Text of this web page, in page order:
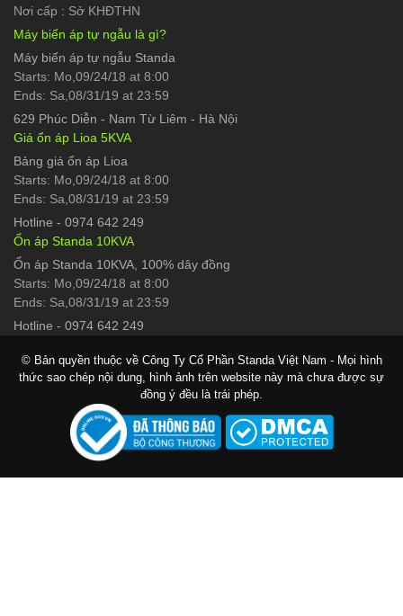
Nơi cấp : Sở KHĐTHN
Máy biến áp tự ngẫu là gì?
Máy biến áp tự ngẫu Standa
Starts: Mo,09/24/18 at 8:00
Ends: Sa,08/31/19 at 23:59
629 Phúc Diễn - Nam Từ Liêm - Hà Nội
Giá ổn áp Lioa 5KVA
Bảng giá ổn áp Lioa
Starts: Mo,09/24/18 at 8:00
Ends: Sa,08/31/19 at 23:59
Hotline - 0974 642 249
Ổn áp Standa 10KVA
Ổn áp Standa 10KVA, 100% dây đồng
Starts: Mo,09/24/18 at 8:00
Ends: Sa,08/31/19 at 23:59
Hotline - 0974 642 249
© Bản quyền thuộc về Công Ty Cổ Phần Standa Việt Nam - Mọi hình
thức sao chép nội dung, hình ảnh trên website này mà chưa được sự
đồng ý đều là trái phép.